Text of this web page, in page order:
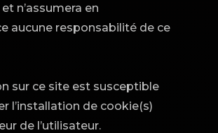
n’assumera en
aucune responsabilité de ce
sur ce site est susceptible
l’installation de cookie(s)
de l’utilisateur.